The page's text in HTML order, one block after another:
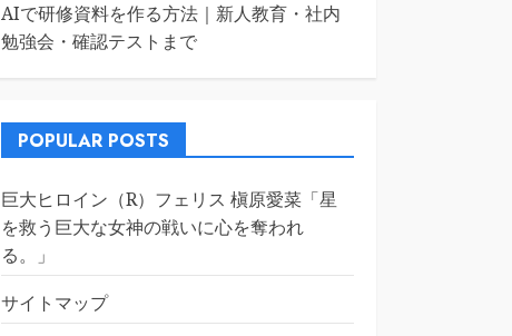
AIで研修資料を作る方法｜新人教育・社内
勉強会・確認テストまで
POPULAR POSTS
巨大ヒロイン（R）フェリス 槇原愛菜「星
を救う巨大な女神の戦いに心を奪われ
る。」
サイトマップ